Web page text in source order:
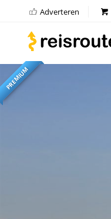
Adverteren
PREMIUM